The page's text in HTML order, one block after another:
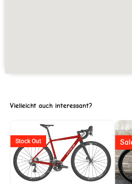
Vielleicht auch interessant?
Stock Out
Ursprünglicher
Preis
war:
Preis
ist: